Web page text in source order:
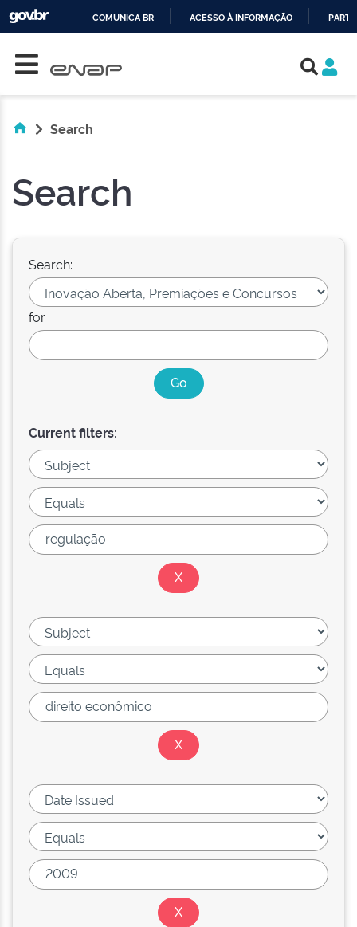
COMUNICA BR ACESSO À INFORMAÇÃO
Search
Search
Search:
for
Current filters: